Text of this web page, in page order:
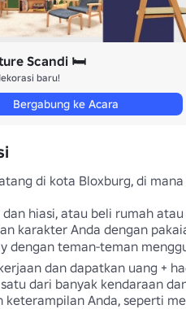
Scandi 🛏️
baru!
Bergabung ke Acara
di kota Bloxburg, di
dan hiasi, atau beli rumah
karakter Anda dengan
dengan teman-teman
dan dapatkan uang +
dari banyak kendaraan
keterampilan Anda, seperti